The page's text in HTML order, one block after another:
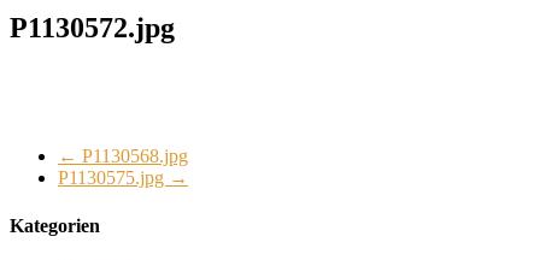
P1130572.jpg
← P1130568.jpg
P1130575.jpg →
Kategorien